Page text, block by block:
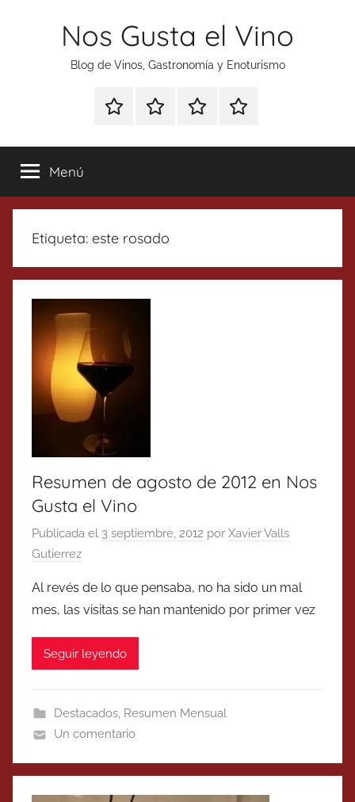
Nos Gusta el Vino
Blog de Vinos, Gastronomía y Enoturismo
Especial
Tonics
Enoturismo
Gastronomía
RankingContacto
Menú
Etiqueta: este rosado
Resumen de agosto de 2012 en Nos
Gusta el Vino
Publicada el 3 septiembre, 2012 por Xavier Valls
Gutierrez
Al revés de lo que pensaba, no ha sido un mal
mes, las visitas se han mantenido por primer vez
Seguir leyendo
Destacados, Resumen Mensual
Un comentario